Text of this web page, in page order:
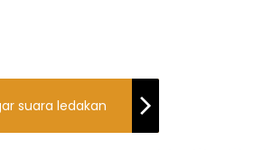
suara ledakan